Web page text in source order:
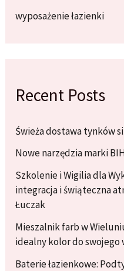
wyposażenie łazienki
Recent Posts
Świeża dostawa tynków
Nowe narzędzia marki
Szkolenie i Wigilia dla
integracja i świąteczna
Łuczak
Mieszalnik farb w
idealny kolor do swojego
Baterie łazienkowe: